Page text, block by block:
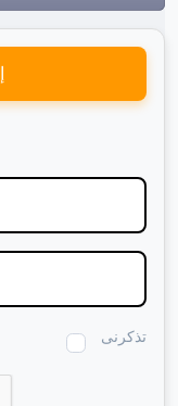
تذكرنى